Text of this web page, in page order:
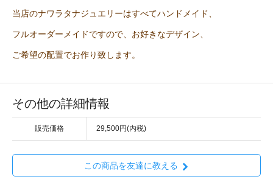
当店のナワラタナジュエリーはすべてハンドメイド、
フルオーダーメイドですので、お好きなデザイン、
ご希望の配置でお作り致します。
その他の詳細情報
販売価格 29,500円(内税)
この商品を友達に教える